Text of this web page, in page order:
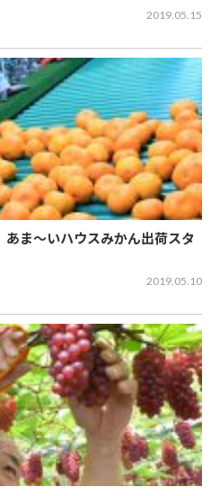
2019.05.15
産物直売所「道の駅みやま」
ープ試飲会を開催し、同ＪＡが
ごとセロリと卵のスープ」と
ま～いハウスみかん出荷スタ
2019.05.10
で５月６日より、２０１９年度
９日から選果・出荷をスタートし
なり、今年産は、生産者の適切